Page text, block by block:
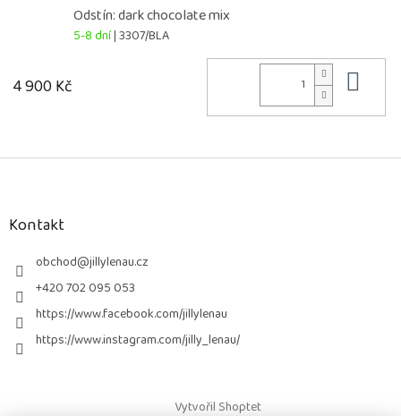
Odstín: dark chocolate mix
5-8 dní| 3307/BLA
4 900 Kč
Z
Kontakt
obchod@jillylenau.cz
+420 702 095 053
https://www.facebook.com/jillylenau
https://www.instagram.com/jilly_lenau/
Vytvořil Shoptet